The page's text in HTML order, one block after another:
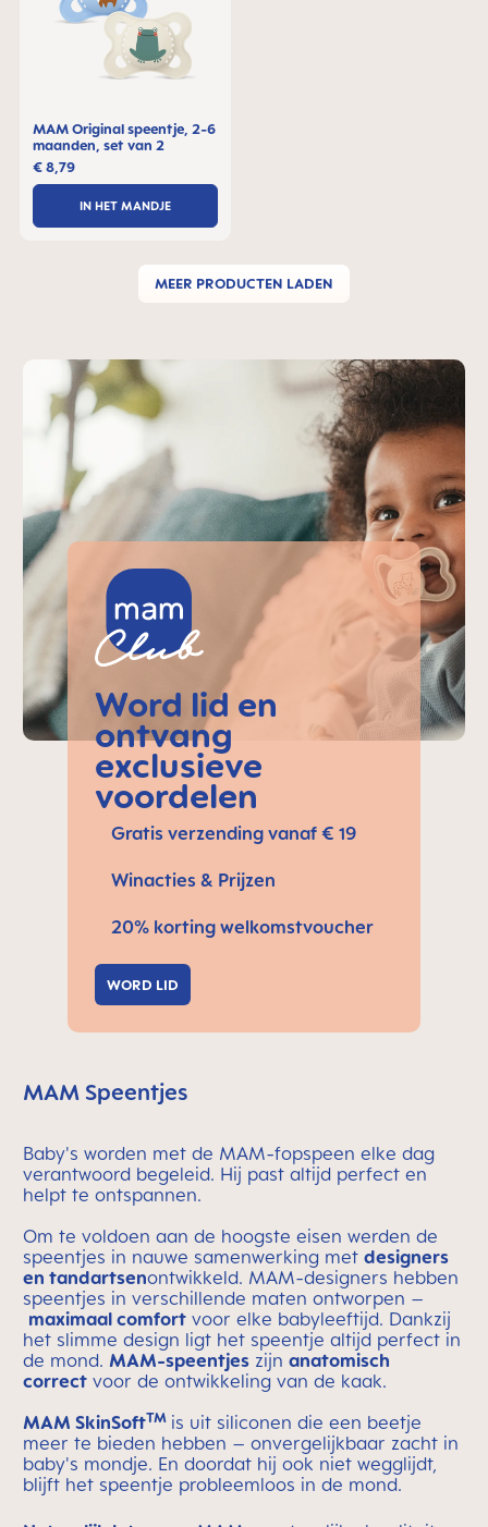
MAM Original speentje, 2-6
maanden, set van 2
€ 8,79
IN HET MANDJE
MEER PRODUCTEN LADEN
Skip MAM Teaser
Word lid en
ontvang
exclusieve
voordelen
Gratis verzending vanaf € 19
Winacties & Prijzen
20% korting welkomstvoucher
WORD LID
MAM Speentjes
Baby's worden met de MAM-fopspeen elke dag
verantwoord begeleid. Hij past altijd perfect en
helpt te ontspannen.
Om te voldoen aan de hoogste eisen werden de
speentjes in nauwe samenwerking met designers
en tandartsenontwikkeld. MAM-designers hebben
speentjes in verschillende maten ontworpen –
maximaal comfort voor elke babyleeftijd. Dankzij
het slimme design ligt het speentje altijd perfect in
de mond. MAM-speentjes zijn anatomisch
correct voor de ontwikkeling van de kaak.
MAM SkinSoftTM is uit siliconen die een beetje
meer te bieden hebben – onvergelijkbaar zacht in
baby's mondje. En doordat hij ook niet wegglijdt,
blijft het speentje probleemloos in de mond.